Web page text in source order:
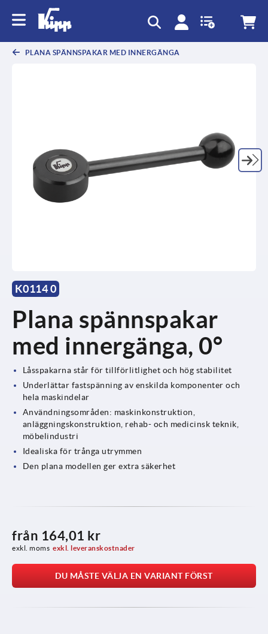
PLANA SPÄNNSPAKAR MED INNERGÄNGA
K0114 0
Plana spännspakar
med innergänga, 0°
Låsspakarna står för tillförlitlighet och hög stabilitet
Underlättar fastspänning av enskilda komponenter och
hela maskindelar
Användningsområden: maskinkonstruktion,
anläggningskonstruktion, rehab- och medicinsk teknik,
möbelindustri
Idealiska för trånga utrymmen
Den plana modellen ger extra säkerhet
från 164,01 kr
exkl. moms exkl. leveranskostnader
DU MÅSTE VÄLJA EN VARIANT FÖRST